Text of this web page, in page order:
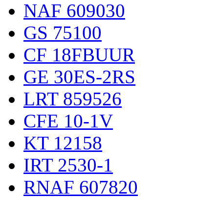
NAF 609030
GS 75100
CF 18FBUUR
GE 30ES-2RS
LRT 859526
CFE 10-1V
KT 12158
IRT 2530-1
RNAF 607820